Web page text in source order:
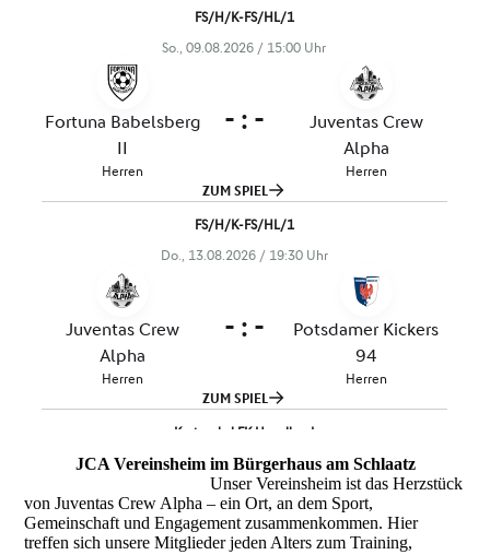
JCA Vereinsheim im Bürgerhaus am Schlaatz
Unser Vereinsheim ist das Herzstück
von Juventas Crew Alpha – ein Ort, an dem Sport,
Gemeinschaft und Engagement zusammenkommen. Hier
treffen sich unsere Mitglieder jeden Alters zum Training,